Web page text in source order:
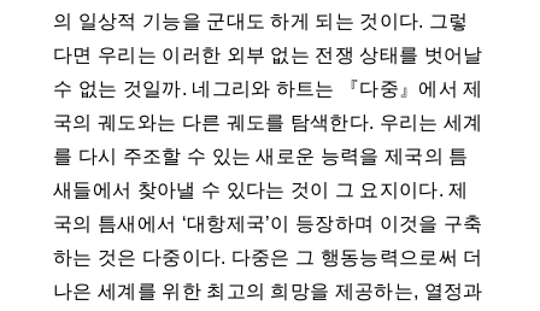
의 일상적 기능을 군대도 하게 되는 것이다. 그렇
다면 우리는 이러한 외부 없는 전쟁 상태를 벗어날
수 없는 것일까. 네그리와 하트는 『다중』에서 제
국의 궤도와는 다른 궤도를 탐색한다. 우리는 세계
를 다시 주조할 수 있는 새로운 능력을 제국의 틈
새들에서 찾아낼 수 있다는 것이 그 요지이다. 제
국의 틈새에서 ‘대항제국’이 등장하며 이것을 구축
하는 것은 다중이다. 다중은 그 행동능력으로써 더
나은 세계를 위한 최고의 희망을 제공하는, 열정과